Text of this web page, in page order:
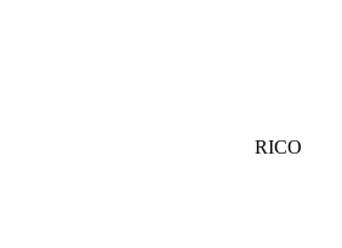
RICO